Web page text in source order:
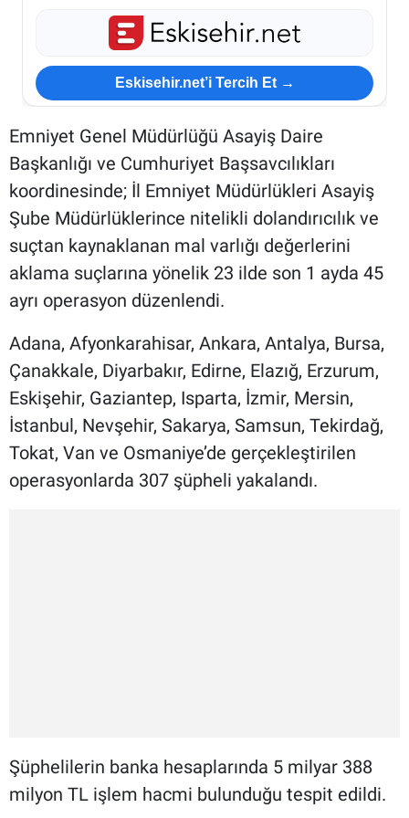
Eskisehir.net’i Tercih Et →
Emniyet Genel Müdürlüğü Asayiş Daire
Başkanlığı ve Cumhuriyet Başsavcılıkları
koordinesinde; İl Emniyet Müdürlükleri Asayiş
Şube Müdürlüklerince nitelikli dolandırıcılık ve
suçtan kaynaklanan mal varlığı değerlerini
aklama suçlarına yönelik 23 ilde son 1 ayda 45
ayrı operasyon düzenlendi.
Adana, Afyonkarahisar, Ankara, Antalya, Bursa,
Çanakkale, Diyarbakır, Edirne, Elazığ, Erzurum,
Eskişehir, Gaziantep, Isparta, İzmir, Mersin,
İstanbul, Nevşehir, Sakarya, Samsun, Tekirdağ,
Tokat, Van ve Osmaniye’de gerçekleştirilen
operasyonlarda 307 şüpheli yakalandı.
Şüphelilerin banka hesaplarında 5 milyar 388
milyon TL işlem hacmi bulunduğu tespit edildi.